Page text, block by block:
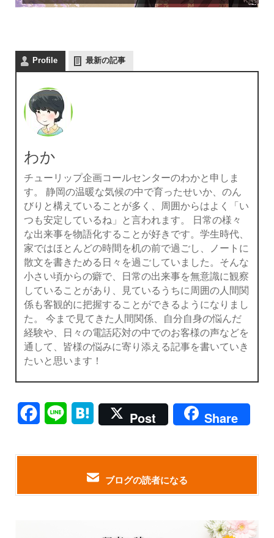
Profile 最新の記事
わか
チューリップ企画コールセンターのわかと申しま
す。 静岡の温暖な気候の中で育ったせいか、のん
びりと構えていることが多く、周囲からはよく「い
つも安定しているね」と言われます。 日常の様々
な出来事を物語化することが好きです。学生時代、
家ではほとんどの時間を机の前で過ごし、ノートに
散文を書きためる日々を過ごしていました。そんな
小さい頃からの癖で、日常の出来事を無意識に観察
していることがあり、見ているうちに周囲の人間関
係も客観的に把握することができるようになりまし
た。 今まで見てきた人間関係、自分自身の悩んだ
経験や、日々の電話応対の中でのお客様の声などを
通して、皆様の悩みに寄り添える記事を書いていき
たいと思います！
Facebook
Line Hatena
Post Share
ブログの読者になる